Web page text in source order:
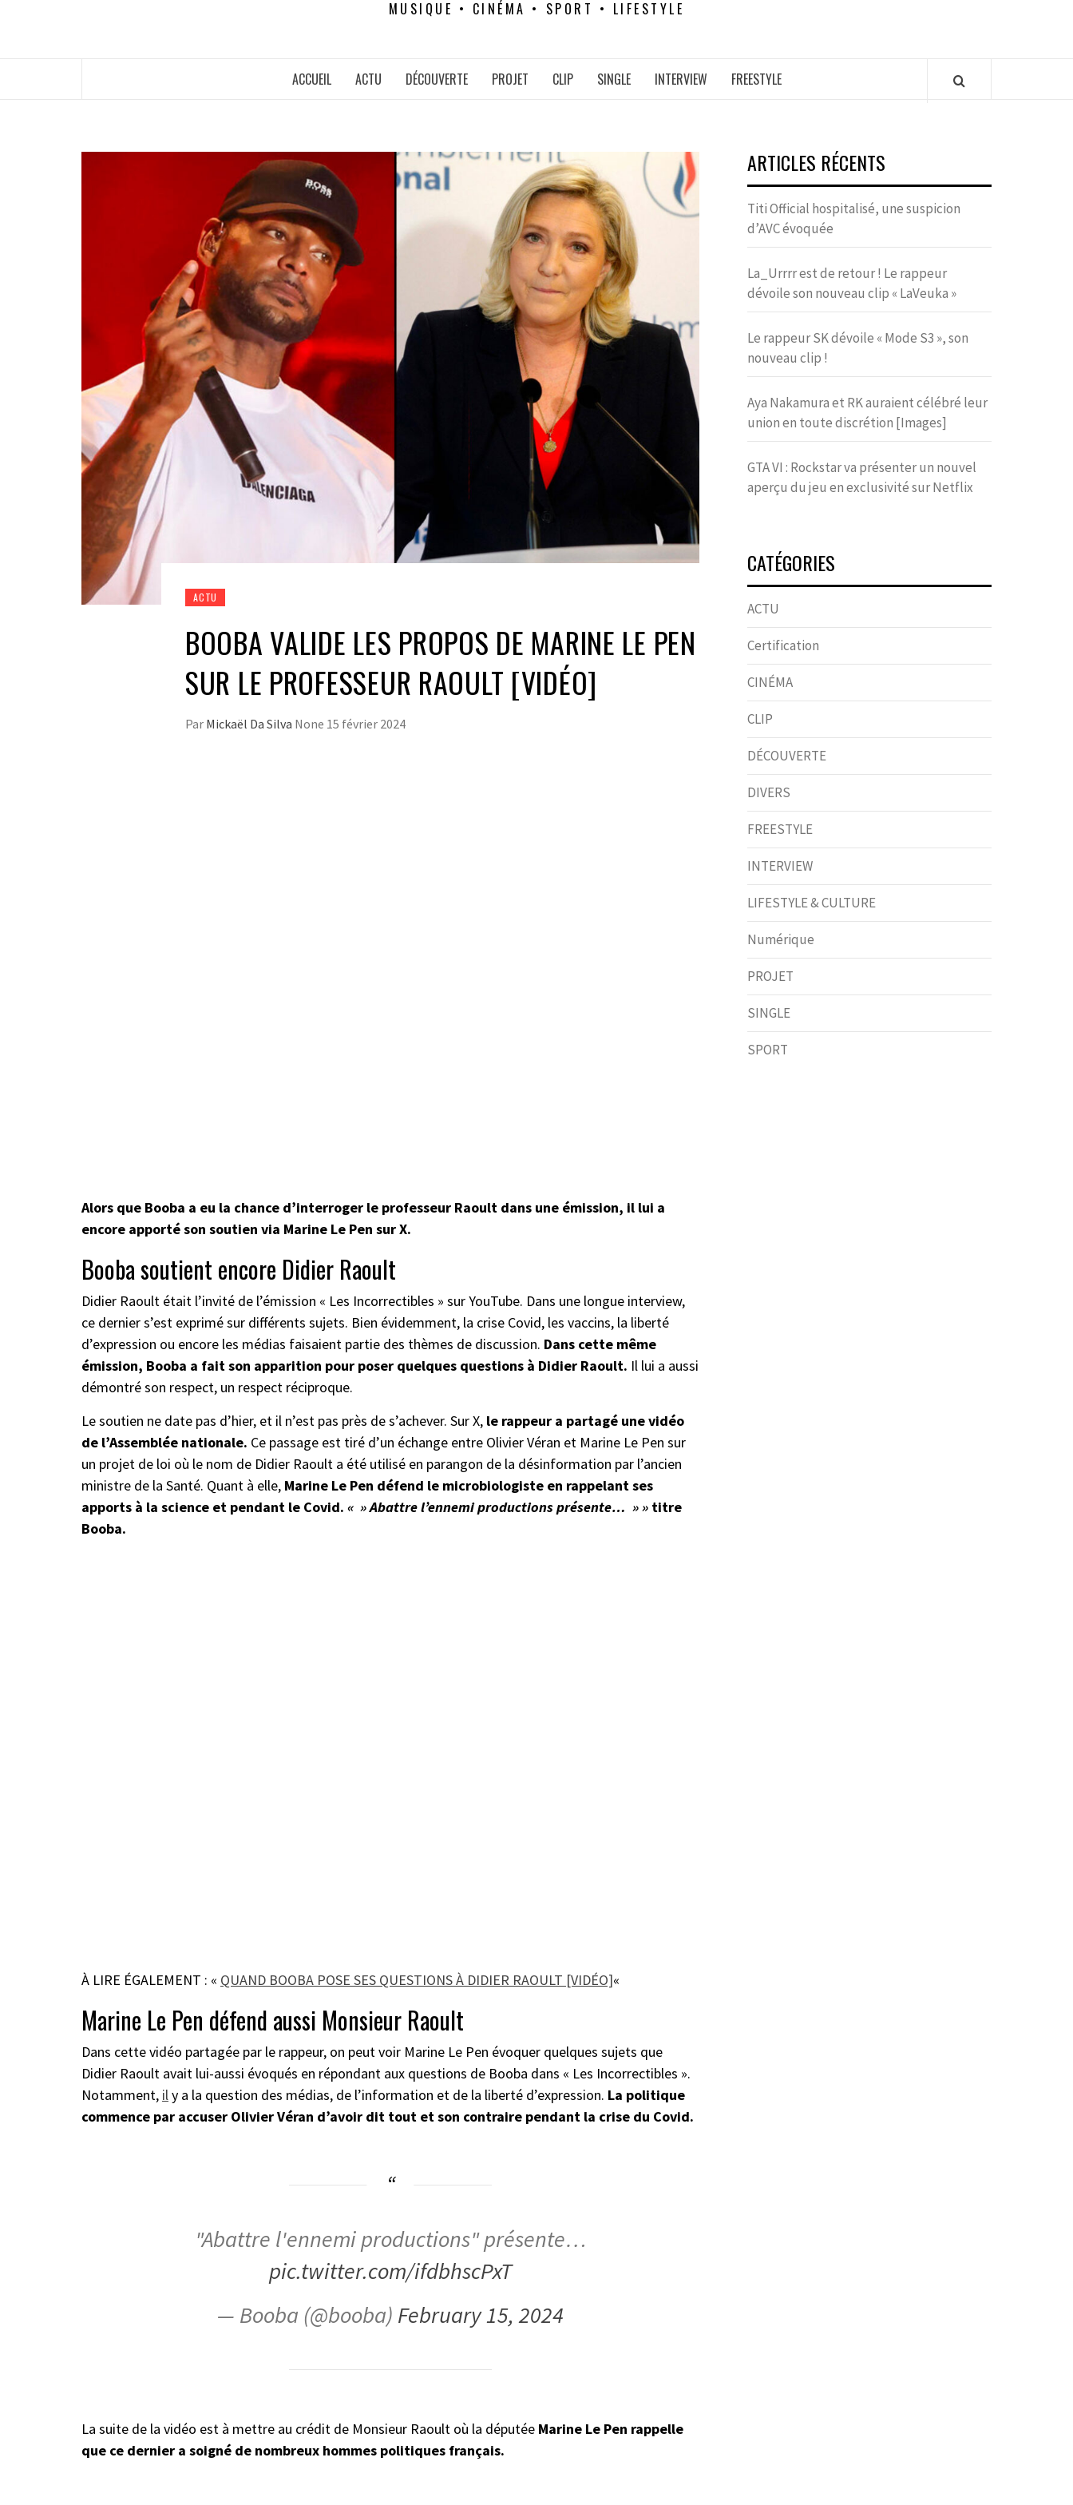
MUSIQUE • CINÉMA • SPORT • LIFESTYLE
ACCUEIL ACTU DÉCOUVERTE PROJET CLIP SINGLE INTERVIEW FREESTYLE
ACTU
BOOBA VALIDE LES PROPOS DE MARINE LE PEN
SUR LE PROFESSEUR RAOULT [VIDÉO]
Par Mickaël Da Silva None 15 février 2024
Alors que Booba a eu la chance d’interroger le professeur Raoult dans une émission, il lui a
encore apporté son soutien via Marine Le Pen sur X.
Booba soutient encore Didier Raoult
Didier Raoult était l’invité de l’émission « Les Incorrectibles » sur YouTube. Dans une longue interview,
ce dernier s’est exprimé sur différents sujets. Bien évidemment, la crise Covid, les vaccins, la liberté
d’expression ou encore les médias faisaient partie des thèmes de discussion. Dans cette même
émission, Booba a fait son apparition pour poser quelques questions à Didier Raoult. Il lui a aussi
démontré son respect, un respect réciproque.
Le soutien ne date pas d’hier, et il n’est pas près de s’achever. Sur X, le rappeur a partagé une vidéo
de l’Assemblée nationale. Ce passage est tiré d’un échange entre Olivier Véran et Marine Le Pen sur
un projet de loi où le nom de Didier Raoult a été utilisé en parangon de la désinformation par l’ancien
ministre de la Santé. Quant à elle, Marine Le Pen défend le microbiologiste en rappelant ses
apports à la science et pendant le Covid. « » Abattre l’ennemi productions présente… » » titre
Booba.
À LIRE ÉGALEMENT : « QUAND BOOBA POSE SES QUESTIONS À DIDIER RAOULT [VIDÉO]«
Marine Le Pen défend aussi Monsieur Raoult
Dans cette vidéo partagée par le rappeur, on peut voir Marine Le Pen évoquer quelques sujets que
Didier Raoult avait lui-aussi évoqués en répondant aux questions de Booba dans « Les Incorrectibles ».
Notamment, ily a la question des médias, de l’information et de la liberté d’expression. La politique
commence par accuser Olivier Véran d’avoir dit tout et son contraire pendant la crise du Covid.
"Abattre l'ennemi productions" présente…
pic.twitter.com/ifdbhscPxT
— Booba (@booba) February 15, 2024
La suite de la vidéo est à mettre au crédit de Monsieur Raoult où la députée Marine Le Pen rappelle
que ce dernier a soigné de nombreux hommes politiques français.
ARTICLES RÉCENTS
Titi Official hospitalisé, une suspicion
d’AVC évoquée
La_Urrrr est de retour ! Le rappeur
dévoile son nouveau clip « LaVeuka »
Le rappeur SK dévoile « Mode S3 », son
nouveau clip !
Aya Nakamura et RK auraient célébré leur
union en toute discrétion [Images]
GTA VI : Rockstar va présenter un nouvel
aperçu du jeu en exclusivité sur Netflix
CATÉGORIES
ACTU
Certification
CINÉMA
CLIP
DÉCOUVERTE
DIVERS
FREESTYLE
INTERVIEW
LIFESTYLE & CULTURE
Numérique
PROJET
SINGLE
SPORT